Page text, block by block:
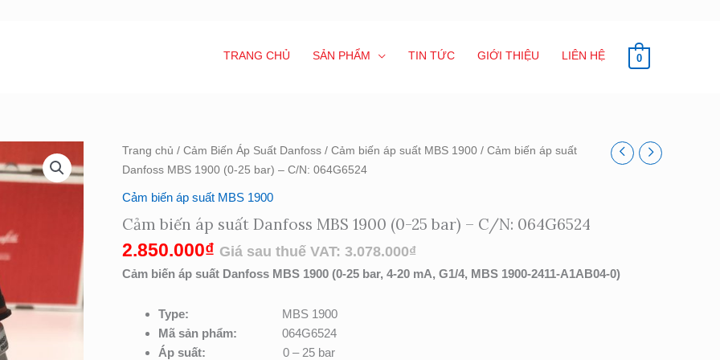
TRANG CHỦ SẢN PHẨM TIN TỨC GIỚI THIỆU LIÊN HỆ 0
Trang chủ / Cảm Biến Áp Suất Danfoss / Cảm biến áp suất MBS 1900 / Cảm biến áp suất
Danfoss MBS 1900 (0-25 bar) – C/N: 064G6524
Cảm biến áp suất MBS 1900
Cảm biến áp suất Danfoss MBS 1900 (0-25 bar) – C/N: 064G6524
2.850.000₫ Giá sau thuế VAT: 3.078.000₫
Cảm biến áp suất Danfoss MBS 1900 (0-25 bar, 4-20 mA, G1/4, MBS 1900-2411-A1AB04-0)
Type: MBS 1900
Mã sản phẩm: 064G6524
Áp suất: 0 – 25 bar
Cảm
biến
Danfoss
MBS